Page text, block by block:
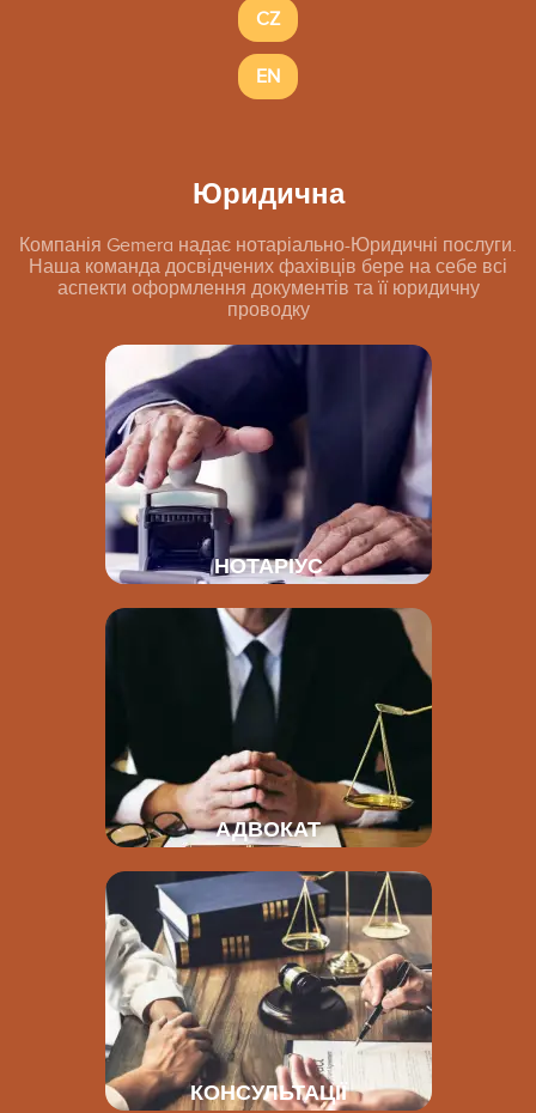
CZ
EN
Юридична
Компанія Gemera надає нотаріально-Юридичні послуги.
Наша команда досвідчених фахівців бере на себе всі
аспекти оформлення документів та її юридичну
проводку
НОТАРІУС
АДВОКАТ
КОНСУЛЬТАЦІЇ